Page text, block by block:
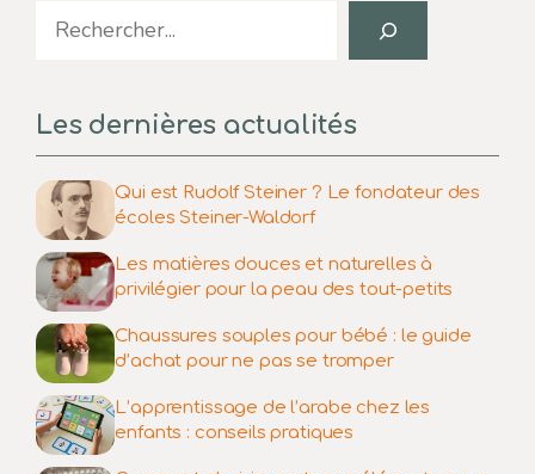
Search
Les dernières actualités
Qui est Rudolf Steiner ? Le fondateur des
écoles Steiner-Waldorf
Les matières douces et naturelles à
privilégier pour la peau des tout-petits
Chaussures souples pour bébé : le guide
d’achat pour ne pas se tromper
L’apprentissage de l’arabe chez les
enfants : conseils pratiques